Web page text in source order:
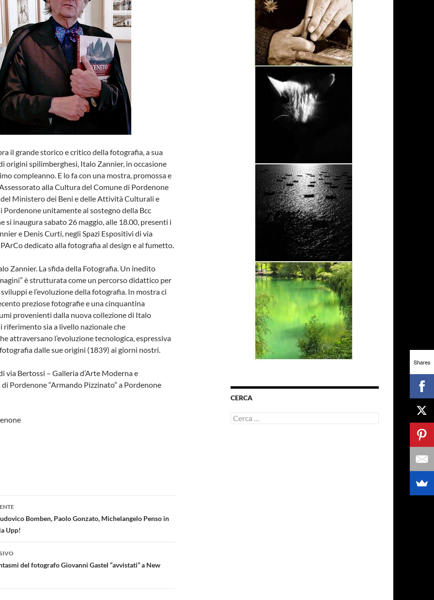
il grande storico e critico della fotografia, a sua
origini spilimberghesi, Italo Zannier, in occasione
compleanno. E lo fa con una mostra, promossa e
alla Cultura del Comune di Pordenone
Ministero dei Beni e delle Attività Culturali e
Pordenone unitamente al sostegno della Bcc
si inaugura sabato 26 maggio, alle 18.00, presenti i
e Denis Curti, negli Spazi Espositivi di via
dedicato alla fotografia al design e al fumetto.
Zannier. La sfida della Fotografia. Un inedito
è strutturata come un percorso didattico per
e l’evoluzione della fotografia. In mostra ci
preziose fotografie e una cinquantina
provenienti dalla nuova collezione di Italo
riferimento sia a livello nazionale che
attraversano l’evoluzione tecnologica, espressiva
dalle sue origini (1839) ai giorni nostri.
via Bertossi – Galleria d’Arte Moderna e
Pordenone “Armando Pizzinato” a Pordenone
Bomben, Paolo Gonzato, Michelangelo Penso in
Upp!
del fotografo Giovanni Gastel “avvistati” a New
CERCA
Ricerca
per:
Shares